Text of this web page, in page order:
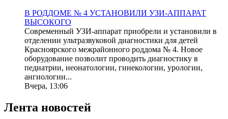
В РОДДОМЕ № 4 УСТАНОВИЛИ УЗИ-АППАРАТ
ВЫСОКОГО
Современный УЗИ-аппарат приобрели и установили в
отделении ультразвуковой диагностики для детей
Красноярского межрайонного роддома № 4. Новое
оборудование позволит проводить диагностику в
педиатрии, неонатологии, гинекологии, урологии,
ангиологии...
Вчера, 13:06
Лента новостей